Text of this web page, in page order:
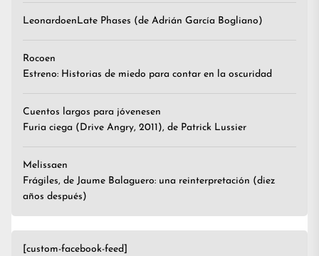
LeonardoenLate Phases (de Adrián García Bogliano)
Rocoen
Estreno: Historias de miedo para contar en la oscuridad
Cuentos largos para jóvenesen
Furia ciega (Drive Angry, 2011), de Patrick Lussier
Melissaen
Frágiles, de Jaume Balaguero: una reinterpretación (diez
años después)
[custom-facebook-feed]